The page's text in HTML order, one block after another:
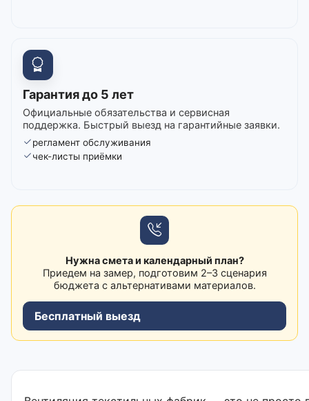
Гарантия до 5 лет
Официальные обязательства и сервисная
поддержка. Быстрый выезд на гарантийные заявки.
регламент обслуживания
чек-листы приёмки
Нужна смета и календарный план?
Приедем на замер, подготовим 2–3 сценария
бюджета с альтернативами материалов.
Бесплатный выезд